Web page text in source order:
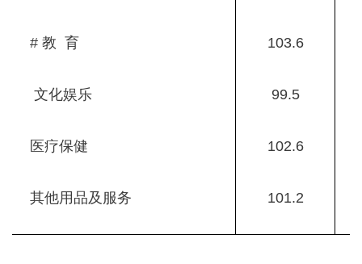
# 教 育 103.6
文化娱乐 99.5
医疗保健 102.6
其他用品及服务 101.2